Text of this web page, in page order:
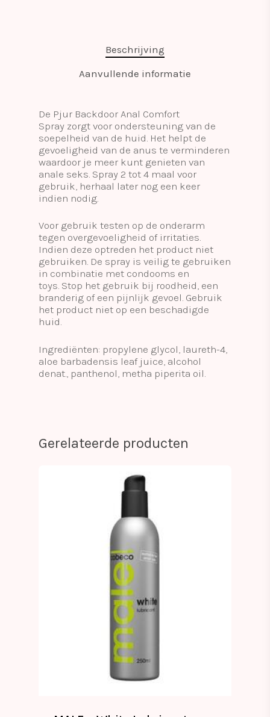
Beschrijving
Aanvullende informatie
De Pjur Backdoor Anal Comfort
Spray zorgt voor ondersteuning van de
soepelheid van de huid. Het helpt de
gevoeligheid van de anus te verminderen
waardoor je meer kunt genieten van
anale seks. Spray 2 tot 4 maal voor
gebruik, herhaal later nog een keer
indien nodig.
Voor gebruik testen op de onderarm
tegen overgevoeligheid of irritaties.
Indien deze optreden het product niet
gebruiken. De spray is veilig te gebruiken
in combinatie met condooms en
toys. Stop het gebruik bij roodheid, een
branderig of een pijnlijk gevoel. Gebruik
het product niet op een beschadigde
huid.
Ingrediënten: propylene glycol, laureth-4,
aloe barbadensis leaf juice, alcohol
denat., panthenol, metha piperita oil.
Gerelateerde producten